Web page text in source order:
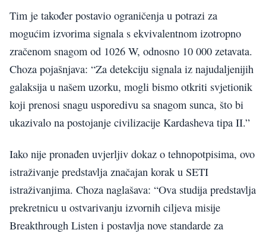
Tim je također postavio ograničenja u potrazi za
mogućim izvorima signala s ekvivalentnom izotropno
zračenom snagom od 1026 W, odnosno 10 000 zetavata.
Choza pojašnjava: “Za detekciju signala iz najudaljenijih
galaksija u našem uzorku, mogli bismo otkriti svjetionik
koji prenosi snagu usporedivu sa snagom sunca, što bi
ukazivalo na postojanje civilizacije Kardasheva tipa II.”
Iako nije pronađen uvjerljiv dokaz o tehnopotpisima, ovo
istraživanje predstavlja značajan korak u SETI
istraživanjima. Choza naglašava: “Ova studija predstavlja
prekretnicu u ostvarivanju izvornih ciljeva misije
Breakthrough Listen i postavlja nove standarde za